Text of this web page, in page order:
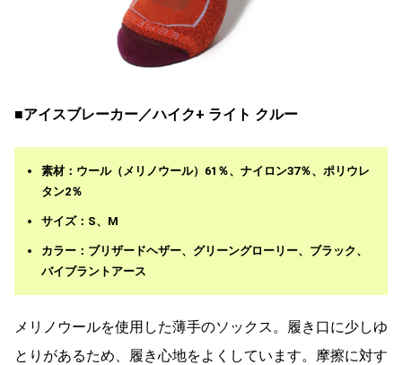
■アイスブレーカー／ハイク+ ライト クルー
素材：ウール（メリノウール）61％、ナイロン37％、ポリウレ
タン2％
サイズ：S、M
カラー：ブリザードヘザー、グリーングローリー、ブラック、
バイブラントアース
メリノウールを使用した薄手のソックス。履き口に少しゆ
とりがあるため、履き心地をよくしています。摩擦に対す